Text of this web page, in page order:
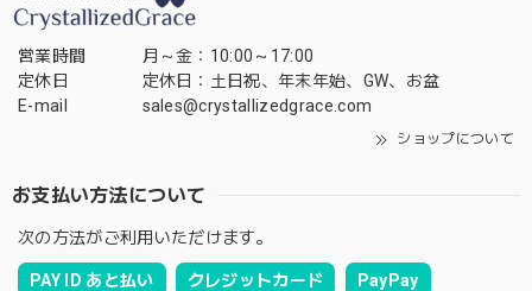
営業時間
月～金：10:00～17:00
定休日
定休日：土日祝、年末年始、GW、お盆
E-mail
sales@crystallizedgrace.com
ショップについて
お支払い方法について
次の方法がご利用いただけます。
PAY ID あと払い クレジットカード PayPay